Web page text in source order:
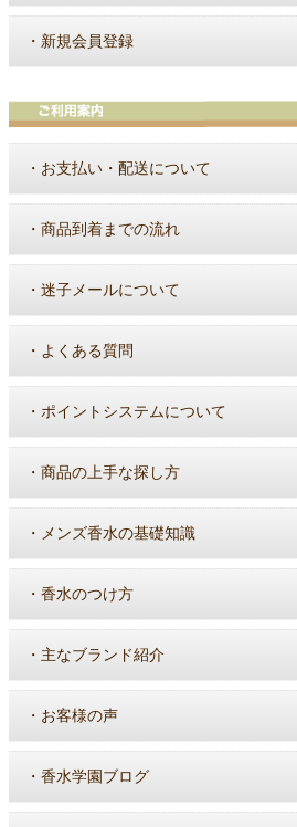
・ 新規会員登録
・ お支払い・配送について
・ 商品到着までの流れ
・ 迷子メールについて
・ よくある質問
・ ポイントシステムについて
・ 商品の上手な探し方
・ メンズ香水の基礎知識
・ 香水のつけ方
・ 主なブランド紹介
・ お客様の声
・ 香水学園ブログ